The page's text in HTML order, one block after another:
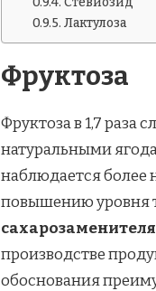
Лактулоза
Фруктоза
Фруктоза в 1,7 раза
натуральными
наблюдается более
повышению уровня
сахарозаменителя
производстве
обоснования